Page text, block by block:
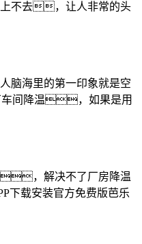
去，让人非常的头
海里的第一印象就是空
车间降温，如果是用
，解决不了厂房降温
载安装官方免费版芭乐